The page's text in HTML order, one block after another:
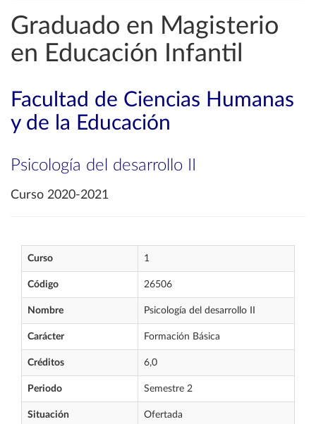
Graduado en Magisterio
en Educación Infantil
Facultad de Ciencias Humanas
y de la Educación
Psicología del desarrollo II
Curso 2020-2021
Curso 1
Código 26506
Nombre Psicología del desarrollo II
Carácter Formación Básica
Créditos 6,0
Periodo Semestre 2
Situación Ofertada